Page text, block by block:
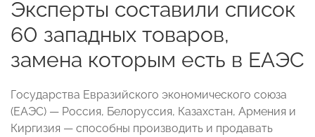
Эксперты составили список
60 западных товаров,
замена которым есть в ЕАЭС
Государства Евразийского экономического союза
(ЕАЭС) — Россия, Белоруссия, Казахстан, Армения и
Киргизия — способны производить и продавать